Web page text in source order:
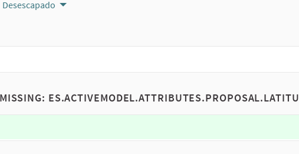
Desescapado